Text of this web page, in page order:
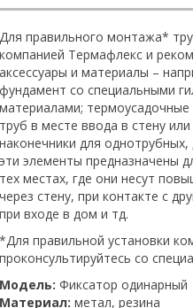
Для правильного монтажа*
компанией Термафлекс и
аксессуары и материалы –
фундамент со специальными
материалами;
труб в месте ввода в стену
наконечники для
эти элементы предназначены
тех местах, где они несут
через стену, при контакте с
при входе в дом и тд.
*Для правильной установки
проконсультируйтесь со
Модель: Фиксатор одинарный
Материал: метал, резина